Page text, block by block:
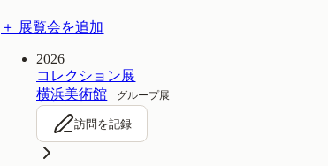
＋ 展覧会を追加
2026
コレクション展
横浜美術館
グループ展
訪問を記録